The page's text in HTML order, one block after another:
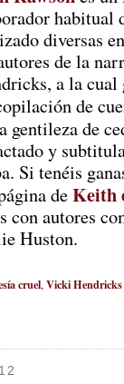
habitual
diversas
de la
a la cual
de
gentileza de
y
Si tenéis
deKeith
con autores
Huston.
cruel, Vicki Hendricks